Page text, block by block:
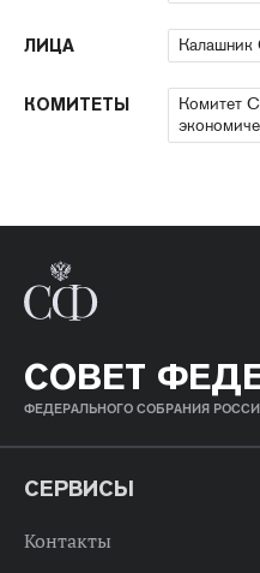
ЛИЦА Калашник
КОМИТЕТЫ
Комитет
СОВЕТ
ФЕДЕРАЛЬНОГО СОБРАНИЯ
СЕРВИСЫ
Контакты